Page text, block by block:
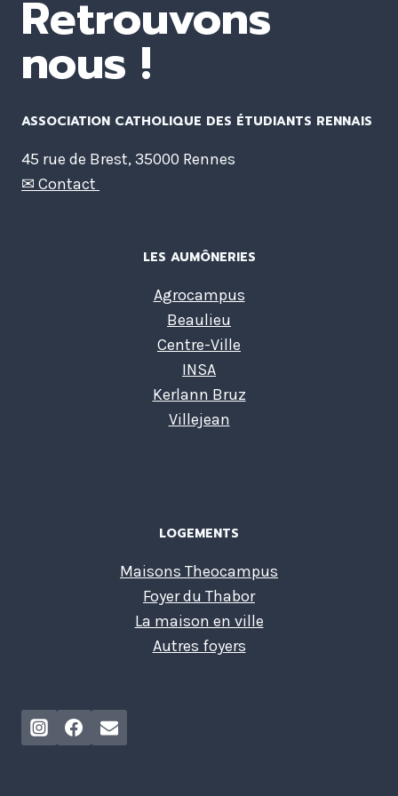
Retrouvons
nous !
ASSOCIATION CATHOLIQUE DES ÉTUDIANTS RENNAIS
45 rue de Brest, 35000 Rennes
✉ Contact
LES AUMÔNERIES
Agrocampus
Beaulieu
Centre-Ville
INSA
Kerlann Bruz
Villejean
LOGEMENTS
Maisons Theocampus
Foyer du Thabor
La maison en ville
Autres foyers